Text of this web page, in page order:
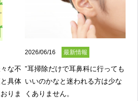
な不
具体
りま
2026/06/16 最新情報
”耳掃除だけで耳鼻科に行っても
いいのかなと迷われる方は少な
くありません。